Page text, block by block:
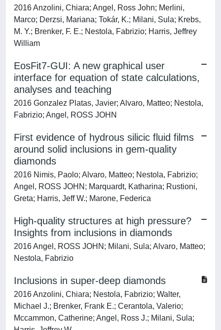
2016 Anzolini, Chiara; Angel, Ross John; Merlini,
Marco; Derzsi, Mariana; Tokár, K.; Milani, Sula; Krebs,
M. Y.; Brenker, F. E.; Nestola, Fabrizio; Harris, Jeffrey
William
EosFit7-GUI: A new graphical user
interface for equation of state calculations,
analyses and teaching
2016 Gonzalez Platas, Javier; Alvaro, Matteo; Nestola,
Fabrizio; Angel, ROSS JOHN
First evidence of hydrous silicic fluid films
around solid inclusions in gem-quality
diamonds
2016 Nimis, Paolo; Alvaro, Matteo; Nestola, Fabrizio;
Angel, ROSS JOHN; Marquardt, Katharina; Rustioni,
Greta; Harris, Jeff W.; Marone, Federica
High-quality structures at high pressure?
Insights from inclusions in diamonds
2016 Angel, ROSS JOHN; Milani, Sula; Alvaro, Matteo;
Nestola, Fabrizio
Inclusions in super-deep diamonds
2016 Anzolini, Chiara; Nestola, Fabrizio; Walter,
Michael J.; Brenker, Frank E.; Cerantola, Valerio;
Mccammon, Catherine; Angel, Ross J.; Milani, Sula;